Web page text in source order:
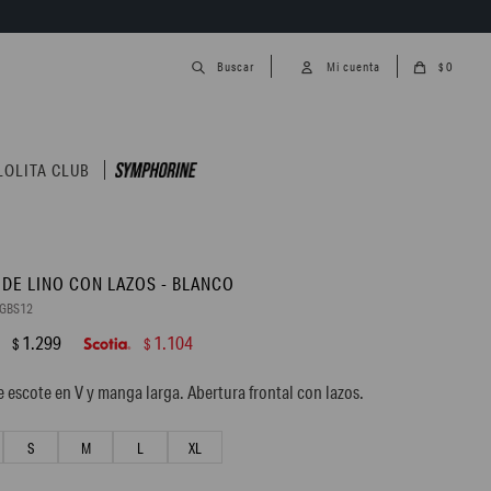
CLUB
$ 0
LINO CON LAZOS - BLANCO
$ 1.299 $ 1.104
escote en V y manga larga. Abertura frontal con lazos.
S M L XL